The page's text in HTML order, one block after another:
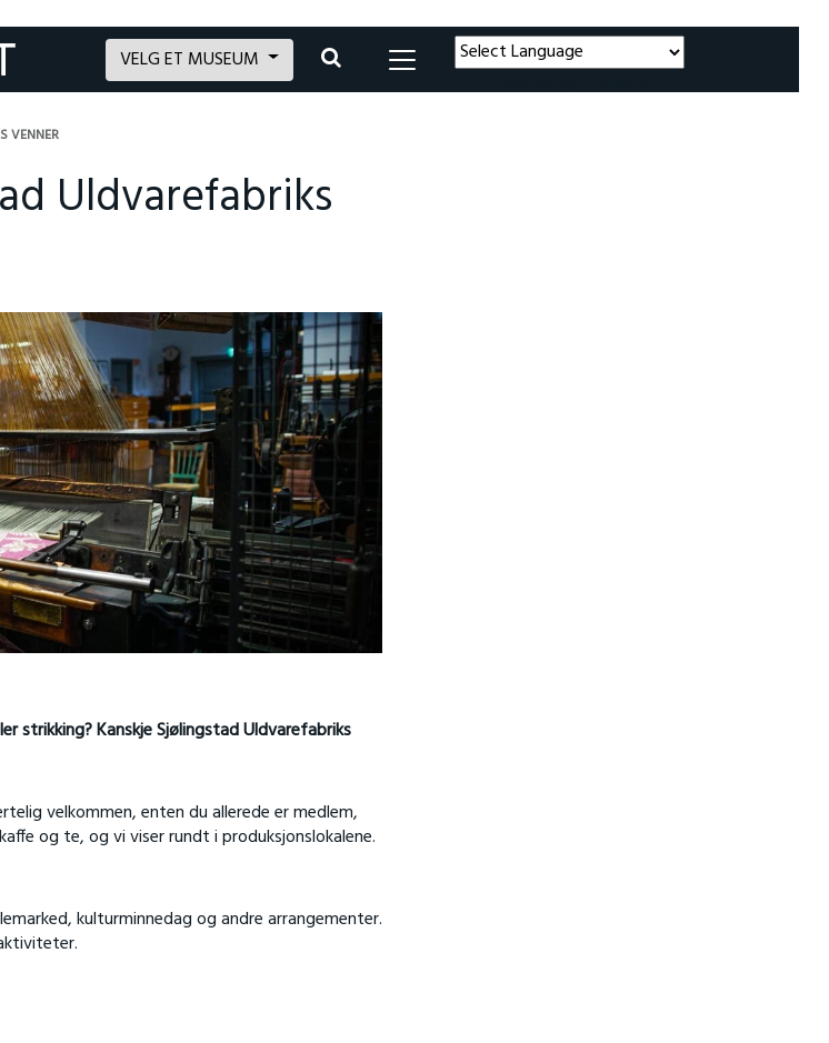
VELG ET MUSEUM
VENNER
Uldvarefabriks
strikking? Kanskje Sjølingstad Uldvarefabriks
velkommen, enten du allerede er medlem,
og te, og vi viser rundt i produksjonslokalene.
kulturminnedag og andre arrangementer.